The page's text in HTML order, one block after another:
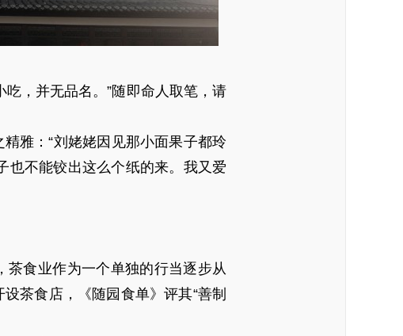
，并无品名。”随即命人取笔，请
雅：“刘姥姥因见那小面果子都玲
也不能铰出这么个纸的来。我又爱
茶食业作为一个单独的行当逐步从
茶食店，《随园食单》评其“善制